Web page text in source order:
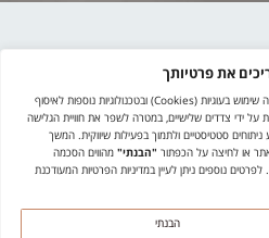
© yodfat.shop / site by crossing parallels / קידום אתר